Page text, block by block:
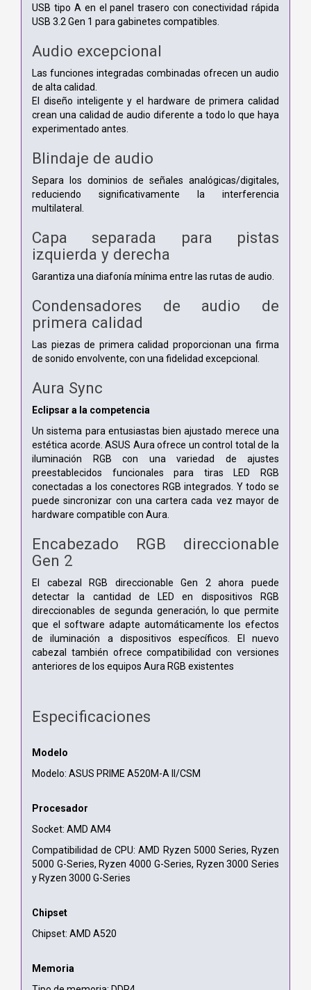
USB tipo A en el panel trasero con conectividad rápida
USB 3.2 Gen 1 para gabinetes compatibles.
Audio excepcional
Las funciones integradas combinadas ofrecen un audio
de alta calidad.
El diseño inteligente y el hardware de primera calidad
crean una calidad de audio diferente a todo lo que haya
experimentado antes.
Blindaje de audio
Separa los dominios de señales analógicas/digitales,
reduciendo significativamente la interferencia
multilateral.
Capa separada para pistas
izquierda y derecha
Garantiza una diafonía mínima entre las rutas de audio.
Condensadores de audio de
primera calidad
Las piezas de primera calidad proporcionan una firma
de sonido envolvente, con una fidelidad excepcional.
Aura Sync
Eclipsar a la competencia
Un sistema para entusiastas bien ajustado merece una
estética acorde. ASUS Aura ofrece un control total de la
iluminación RGB con una variedad de ajustes
preestablecidos funcionales para tiras LED RGB
conectadas a los conectores RGB integrados. Y todo se
puede sincronizar con una cartera cada vez mayor de
hardware compatible con Aura.
Encabezado RGB direccionable
Gen 2
El cabezal RGB direccionable Gen 2 ahora puede
detectar la cantidad de LED en dispositivos RGB
direccionables de segunda generación, lo que permite
que el software adapte automáticamente los efectos
de iluminación a dispositivos específicos. El nuevo
cabezal también ofrece compatibilidad con versiones
anteriores de los equipos Aura RGB existentes
Especificaciones
Modelo
Modelo: ASUS PRIME A520M-A II/CSM
Procesador
Socket: AMD AM4
Compatibilidad de CPU: AMD Ryzen 5000 Series, Ryzen
5000 G-Series, Ryzen 4000 G-Series, Ryzen 3000 Series
y Ryzen 3000 G-Series
Chipset
Chipset: AMD A520
Memoria